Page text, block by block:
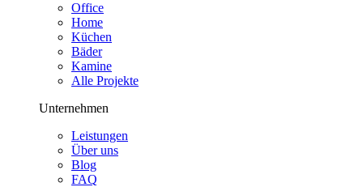
Office
Home
Küchen
Bäder
Kamine
Alle Projekte
Unternehmen
Leistungen
Über uns
Blog
FAQ